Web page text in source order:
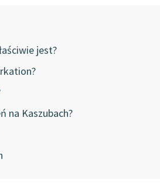
jest?
na Kaszubach?